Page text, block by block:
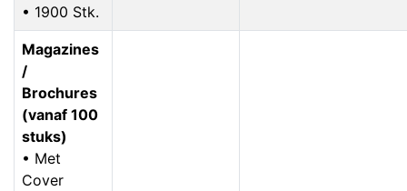
• 1900 Stk.
Magazines
/
Brochures
(vanaf 100
stuks)
• Met
Cover